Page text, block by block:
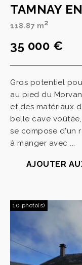
TAMNAY
118.87 m2
35 000 €
Gros potentiel
au pied du
et des matériaux
belle cave
se compose d'un
à manger avec ...
AJOUTER
10 photo(s)